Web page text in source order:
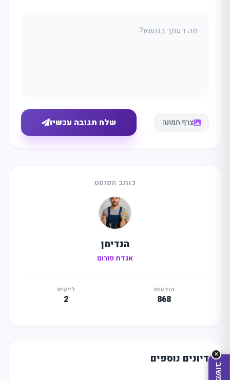
מחפשים
צרף תמונה שלח תגובה עכשיו
כותב הפוסט
הנדימן
אגדת פורום
הודעות
868
לייקים
2
דיונים נוספים ✕